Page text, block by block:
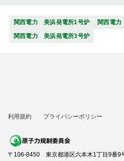
関西電力 美浜発電所1号炉
関西電
関西電力 美浜発電所3号炉
利用規約 プライバシーポリシー
〒106-8450 東京都港区六本木1丁目9番9